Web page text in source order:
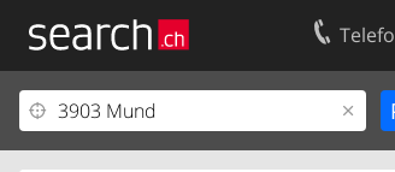
Ihr Eintrag
Kundencenter Geschäftskunden